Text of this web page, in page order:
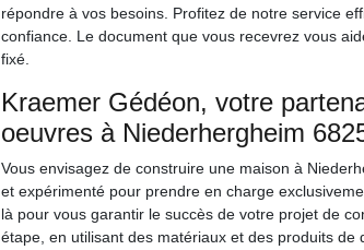
répondre à vos besoins. Profitez de notre service
confiance. Le document que vous recevrez vous
fixé.
Kraemer Gédéon, votre
oeuvres à Niederhergheim
Vous envisagez de construire une maison à
et expérimenté pour prendre en charge
là pour vous garantir le succès de votre projet de
étape, en utilisant des matériaux et des produits